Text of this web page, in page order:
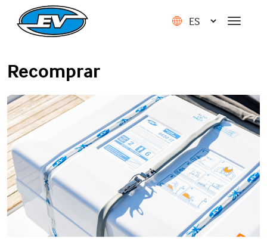
Recomprar